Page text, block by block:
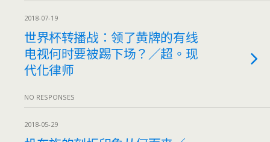
2018-07-19
世界杯转播战：领了黄牌的有线
电视何时要被踢下场？／超。现
代化律师
NO RESPONSES
2018-05-29